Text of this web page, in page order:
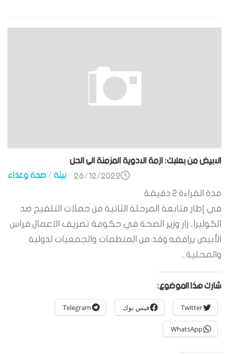
الابيض من بعلبك: ازمة الادوية المزمنة الى الحل
بيئة/صحة وغذاء 26/12/2022
مدة القراءة 2 دقيقة
في إطار متابعة المرحلة الثانية من حملات التلقيح ضد
الكوليرا، زار وزير الصحة في حكومة تصريف الاعمال فراس
الأبيض يرافقه وفد من المنظمات والجمعيات لدولية
والمحلية...
شارك هذا الموضوع:
Twitter فيس بوك Telegram
WhatsApp